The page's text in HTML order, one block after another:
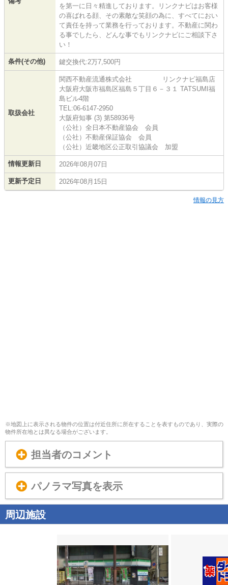
を第一に日々精進しております。リンクナビはお客様
の喜ばれる顔、その素敵な笑顔の為に、すべてにおい
て責任を持って業務を行っております。不動産に関わ
る事でしたら、どんな事でもリンクナビにご相談下さ
い！
条件(その他) 鍵交換代:2万7,500円
取扱会社
関西不動産流通株式会社 リンクナビ福島店
大阪府大阪市福島区福島５丁目６－３１ TATSUMI福
島ビル4階
TEL:06-6147-2950
大阪府知事 (3) 第58936号
（公社）全日本不動産協会 会員
（公社）不動産保証協会 会員
（公社）近畿地区公正取引協議会 加盟
情報更新日 2026年08月07日
更新予定日 2026年08月15日
情報の見方
※地図上に表示される物件の位置は付近住所に所在することを表すものであり、実際の
物件所在地とは異なる場合がございます。
担当者のコメント
パノラマ写真を表示
周辺施設